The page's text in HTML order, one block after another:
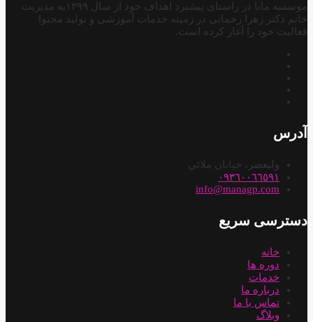
موسسه مانا در راستای پیشبرد اهداف خود از سال ۱۳۹۹به مدیریت
خانم دکتر زهرا رحمانی در زمینه خدمات آموزشی و تولید محتوا
فعالیت خود را آغاز کرده است.
آدرس
وليعصر، خيابان ملائي
٠٩٣٦٠٠٦٦٥٩١
info@managp.com
دسترسی سریع
خانه
دوره ها
خدمات
درباره ما
تماس با ما
وبلاگ